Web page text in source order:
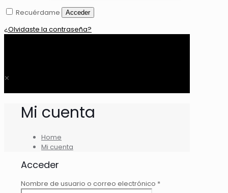
Recuérdame
Acceder
¿Olvidaste la contraseña?
✕
Mi cuenta
Home
Mi cuenta
Acceder
Nombre de usuario o correo electrónico *Obligatorio